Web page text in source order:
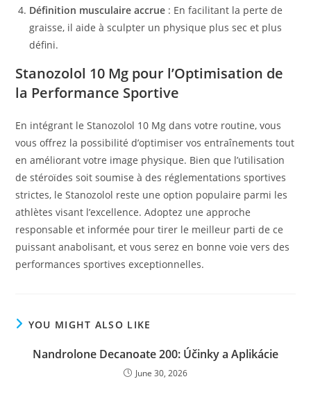
Définition musculaire accrue : En facilitant la perte de
graisse, il aide à sculpter un physique plus sec et plus
défini.
Stanozolol 10 Mg pour l’Optimisation de
la Performance Sportive
En intégrant le Stanozolol 10 Mg dans votre routine, vous
vous offrez la possibilité d’optimiser vos entraînements tout
en améliorant votre image physique. Bien que l’utilisation
de stéroïdes soit soumise à des réglementations sportives
strictes, le Stanozolol reste une option populaire parmi les
athlètes visant l’excellence. Adoptez une approche
responsable et informée pour tirer le meilleur parti de ce
puissant anabolisant, et vous serez en bonne voie vers des
performances sportives exceptionnelles.
YOU MIGHT ALSO LIKE
Nandrolone Decanoate 200: Účinky a Aplikácie
June 30, 2026